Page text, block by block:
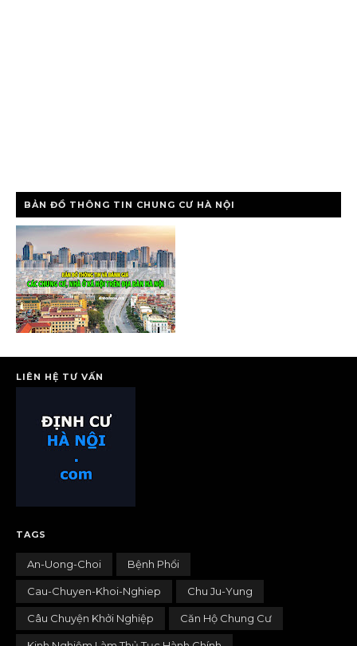
BẢN ĐỒ THÔNG TIN CHUNG CƯ HÀ NỘI
LIÊN HỆ TƯ VẤN
TAGS
An-Uong-Choi Bệnh Phổi
Cau-Chuyen-Khoi-Nghiep Chu Ju-Yung
Câu Chuyện Khởi Nghiệp Căn Hộ Chung Cư